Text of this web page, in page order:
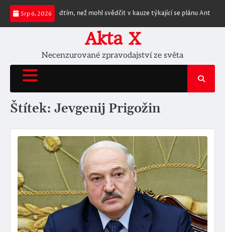
Skip
content
Srp 6, 2026
dní předtím, než mohl svědčit v kauze týkající se plánu Anthonyho
Akta X
Necenzurované zpravodajství ze světa
Štítek: Jevgenij Prigožin